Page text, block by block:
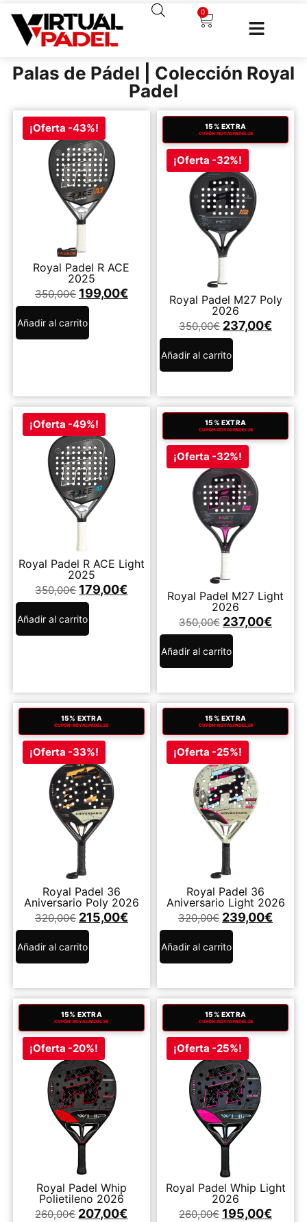
0
Palas de Pádel | Colección Royal
Padel
¡Oferta -43%!
Royal Padel R ACE
2025
350,00€ 199,00€
Añadir al carrito
15% EXTRA
CUPÓN: ROYALPADEL26
¡Oferta -32%!
Royal Padel M27 Poly
2026
350,00€ 237,00€
Añadir al carrito
¡Oferta -49%!
Royal Padel R ACE Light
2025
350,00€ 179,00€
Añadir al carrito
15% EXTRA
CUPÓN: ROYALPADEL26
¡Oferta -32%!
Royal Padel M27 Light
2026
350,00€ 237,00€
Añadir al carrito
15% EXTRA
CUPÓN: ROYALPADEL26
¡Oferta -33%!
Royal Padel 36
Aniversario Poly 2026
320,00€ 215,00€
Añadir al carrito
15% EXTRA
CUPÓN: ROYALPADEL26
¡Oferta -25%!
Royal Padel 36
Aniversario Light 2026
320,00€ 239,00€
Añadir al carrito
15% EXTRA
CUPÓN: ROYALPADEL26
¡Oferta -20%!
Royal Padel Whip
Polietileno 2026
260,00€ 207,00€
15% EXTRA
CUPÓN: ROYALPADEL26
¡Oferta -25%!
Royal Padel Whip Light
2026
260,00€ 195,00€